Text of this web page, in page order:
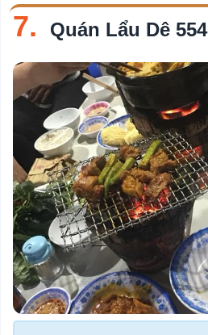
7. Quán Lẩu Dê 554